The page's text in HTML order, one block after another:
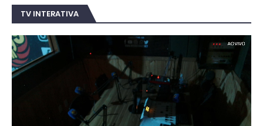
TV INTERATIVA